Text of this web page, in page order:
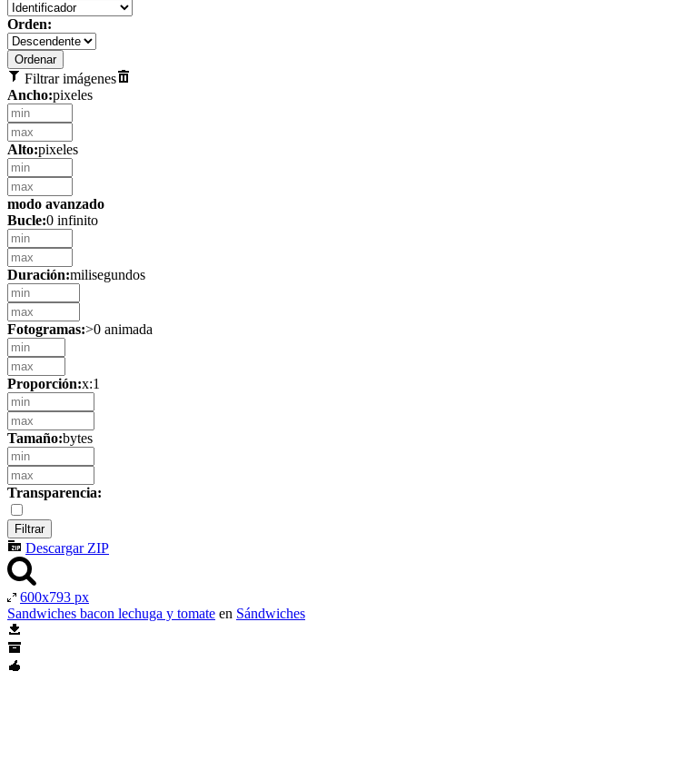
Orden:
Filtrar imágenes
Ancho:pixeles
Alto:pixeles
modo avanzado
Bucle:0 infinito
Duración:milisegundos
Fotogramas:>0 animada
Proporción:x:1
Tamaño:bytes
Transparencia:
Descargar ZIP
600x793 px
Sandwiches bacon lechuga y tomate en Sándwiches